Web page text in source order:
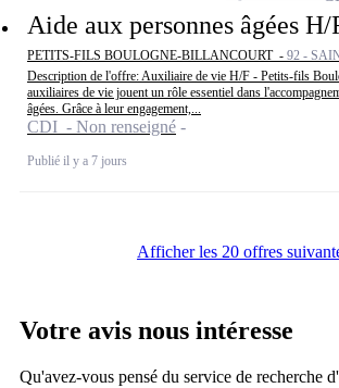
Aide aux personnes âgées H/
PETITS-FILS BOULOGNE-BILLANCOURT - 92 -
Description de l'offre: Auxiliaire de vie H/F - Petits-fils
auxiliaires de vie jouent un rôle essentiel dans
âgées. Grâce à leur engagement,...
CDI - Non renseigné
Publié il y a 7 jours
Afficher les 20 offres
Votre avis nous intéresse
Qu'avez-vous pensé du service de recherche